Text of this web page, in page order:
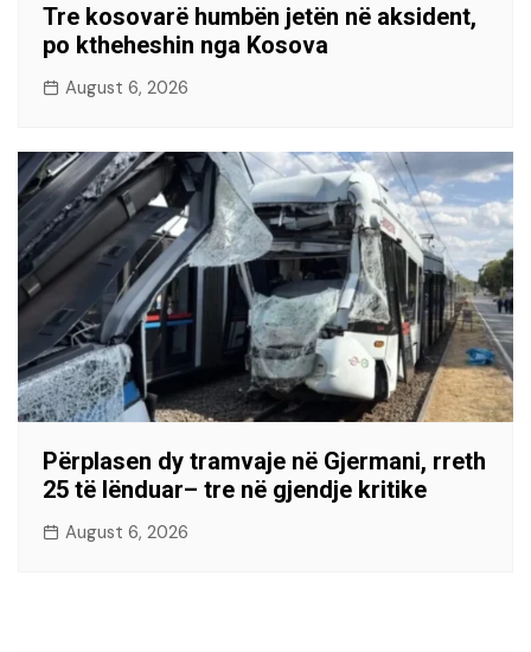
Tre kosovarë humbën jetën në aksident,
po ktheheshin nga Kosova
August 6, 2026
Përplasen dy tramvaje në Gjermani, rreth
25 të lënduar– tre në gjendje kritike
August 6, 2026